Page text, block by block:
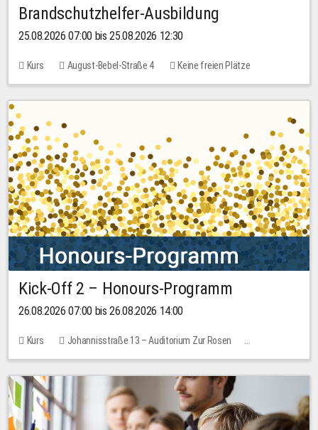
Brandschutzhelfer-Ausbildung
25.08.2026 07:00 bis 25.08.2026 12:30
Kurs August-Bebel-Straße 4 Keine freien Plätze
Kick-Off 2 – Honours-Programm
26.08.2026 07:00 bis 26.08.2026 14:00
Kurs
Johannisstraße 13 – Auditorium Zur Rosen
Keine freien Plätze